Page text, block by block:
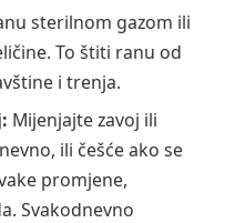
sterilnom gazom ili
To štiti ranu od
i trenja.
Mijenjajte zavoj ili
ili češće ako se
promjene,
Svakodnevno